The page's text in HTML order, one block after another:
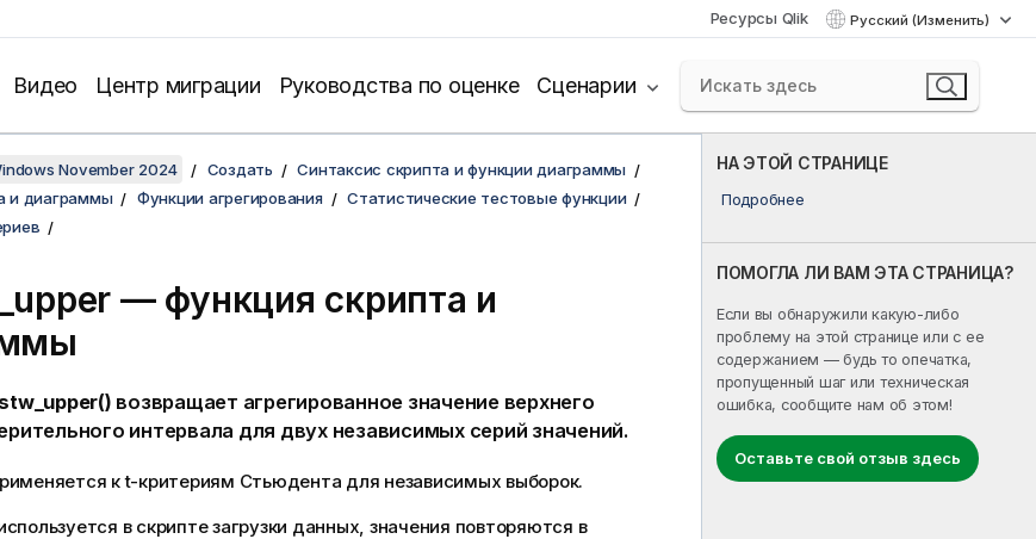
Ресурсы Qlik Русский (Изменить)
Видео Центр миграции Руководства по оценке Сценарии
НА ЭТОЙ СТРАНИЦЕ
Подробнее
ПОМОГЛА ЛИ ВАМ ЭТА СТРАНИЦА?
Если вы обнаружили какую-либо
проблему на этой странице или с ее
содержанием — будь то опечатка,
пропущенный шаг или техническая
ошибка, сообщите нам об этом!
Оставьте свой отзыв здесь
November 2024 Создать
Синтаксис скрипта и функции диаграммы
и диаграммы
Функции агрегирования
Статистические тестовые функции
— функция скриптa и
возвращает агрегированное значение верхнего
интервала для двух независимых серий значений.
к t-критериям Стьюдента для независимых выборок.
в скрипте загрузки данных, значения повторяются в